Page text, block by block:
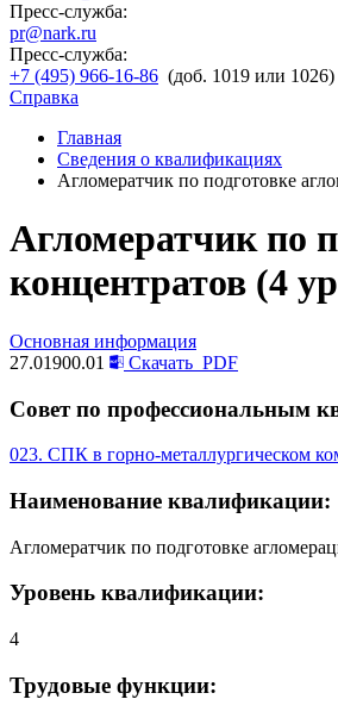
Пресс-служба:
pr@nark.ru
Пресс-служба:
+7 (495) 966-16-86 (доб. 1019 или 1026)
Справка
Главная
Сведения о квалификациях
Агломератчик по подготовке
Агломератчик по
концентратов (4
Основная информация
27.01900.01
Скачать PDF
Совет по профессиональным
023. СПК в горно-металлургическом
Наименование квалификации:
Агломератчик по подготовке
Уровень квалификации:
4
Трудовые функции: